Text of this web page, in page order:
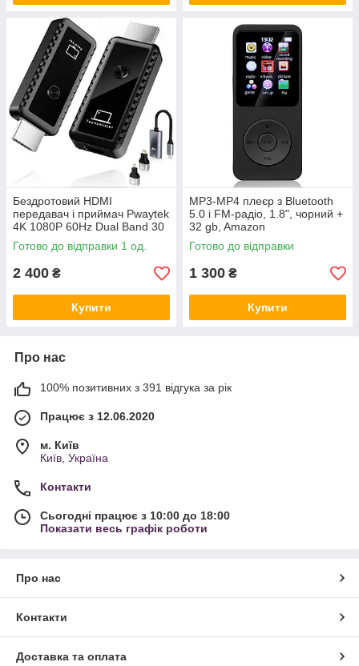
Бездротовий HDMI
передавач і приймач Pwaytek
4K 1080P 60Hz Dual Band 30
м
Готово до відправки 1 од.
2 400 ₴
Купити
MP3-MP4 плеєр з Bluetooth
5.0 і FM-радіо, 1.8", чорний +
32 gb, Amazon
Готово до відправки
1 300 ₴
Купити
Про нас
100% позитивних з 391 відгука за рік
Працює з 12.06.2020
м. Київ
Київ, Україна
Контакти
Сьогодні працює з 10:00 до 18:00
Показати весь графік роботи
Про нас
Контакти
Доставка та оплата